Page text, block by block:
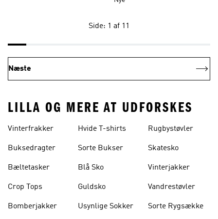
Side: 1 af 11
Næste
LILLA OG MERE AT UDFORSKES
Vinterfrakker
Buksedragter
Bæltetasker
Crop Tops
Bomberjakker
Hvide T-shirts
Sorte Bukser
Blå Sko
Guldsko
Usynlige Sokker
Rugbystøvler
Skatesko
Vinterjakker
Vandrestøvler
Sorte Rygsække